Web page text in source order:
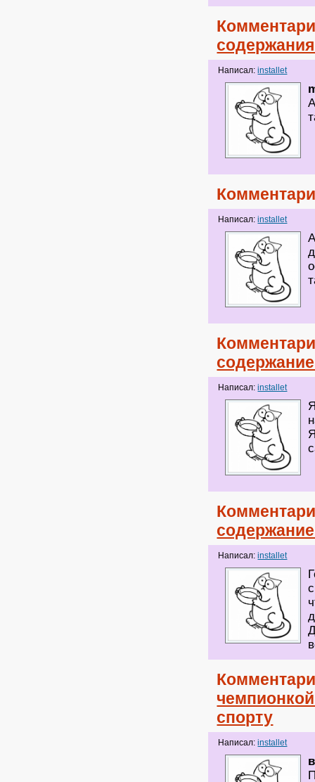
Написал:installet
Написал:installet
Написал:installet
Написал:installet
спорту
Написал:installet